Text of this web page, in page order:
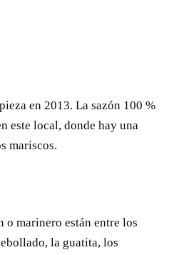
en 2013. La sazón 100 %
este local, donde hay una
mariscos.
o marinero están entre los
la guatita, los